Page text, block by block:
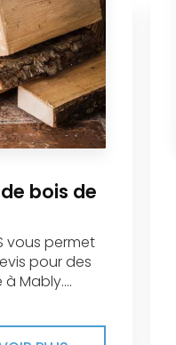
bois de
vous permet
pour des
Mably....